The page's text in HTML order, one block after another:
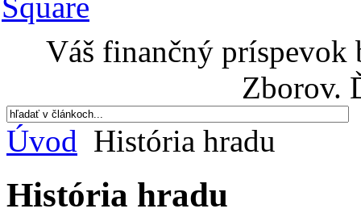
Váš finančný príspevok
Zborov.
Úvod História hradu
História hradu